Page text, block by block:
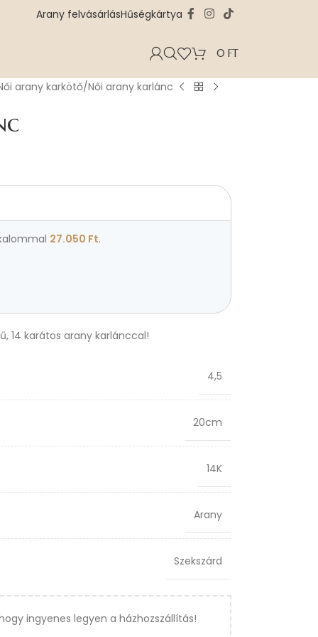
Arany felvásárlásHűségkártya
0 FT
arany karkötő Női arany karlánc
27.050 Ft.
14 karátos arany karlánccal!
4,5
20cm
14K
Arany
Szekszárd
ingyenes legyen a házhozszállítás!